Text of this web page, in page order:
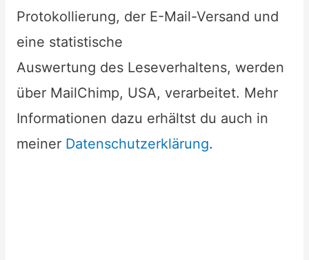
Protokollierung, der E-Mail-Versand und
eine statistische
Auswertung des Leseverhaltens, werden
über MailChimp, USA, verarbeitet. Mehr
Informationen dazu erhältst du auch in
meiner Datenschutzerklärung.